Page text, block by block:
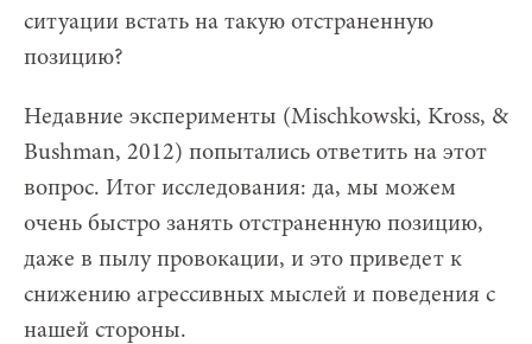
ситуации встать на такую отстраненную
позицию?
Недавние эксперименты (Mischkowski, Kross, &
Bushman, 2012) попытались ответить на этот
вопрос. Итог исследования: да, мы можем
очень быстро занять отстраненную позицию,
даже в пылу провокации, и это приведет к
снижению агрессивных мыслей и поведения с
нашей стороны.